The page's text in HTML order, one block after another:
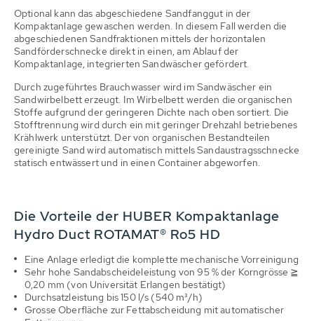
Optional kann das abgeschiedene Sandfanggut in der
Kompaktanlage gewaschen werden. In diesem Fall werden die
abgeschiedenen Sandfraktionen mittels der horizontalen
Sandförderschnecke direkt in einen, am Ablauf der
Kompaktanlage, integrierten Sandwäscher gefördert.
Durch zugeführtes Brauchwasser wird im Sandwäscher ein
Sandwirbelbett erzeugt. Im Wirbelbett werden die organischen
Stoffe aufgrund der geringeren Dichte nach oben sortiert. Die
Stofftrennung wird durch ein mit geringer Drehzahl betriebenes
Krählwerk unterstützt. Der von organischen Bestandteilen
gereinigte Sand wird automatisch mittels Sandaustragsschnecke
statisch entwässert und in einen Container abgeworfen.
Die Vorteile der HUBER Kompaktanlage
Hydro Duct ROTAMAT® Ro5 HD
Eine Anlage erledigt die komplette mechanische Vorreinigung
Sehr hohe Sandabscheideleistung von 95 % der Korngrösse ≧
0,20 mm (von Universität Erlangen bestätigt)
Durchsatzleistung bis 150 l/s (540 m³/h)
Grosse Oberfläche zur Fettabscheidung mit automatischer